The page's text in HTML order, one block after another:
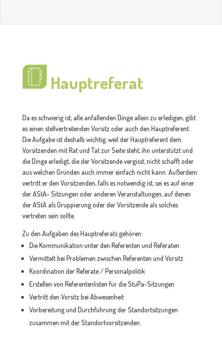
Hauptreferat
Da es schwierig ist, alle anfallenden Dinge allein zu erledigen, gibt
es einen stellvertretenden Vorsitz oder auch den Hauptreferent.
Die Aufgabe ist deshalb wichtig, weil der Hauptreferent dem
Vorsitzenden mit Rat und Tat zur Seite steht, ihn unterstützt und
die Dinge erledigt, die der Vorsitzende vergisst, nicht schafft oder
aus welchen Gründen auch immer einfach nicht kann. Außerdem
vertritt er den Vorsitzenden, falls es notwendig ist, sei es auf einer
der AStA- Sitzungen oder anderen Veranstaltungen, auf denen
der AStA als Gruppierung oder der Vorsitzende als solches
vertreten sein sollte.
Zu den Aufgaben des Hauptreferats gehören:
Die Kommunikation unter den Referenten und Referaten
Vermittelt bei Problemen zwischen Referenten und Vorsitz
Koordination der Referate / Personalpolitik
Erstellen von Referentenlisten für die StuPa-Sitzungen
Vertritt den Vorsitz bei Abwesenheit
Vorbereitung und Durchführung der Standortsitzungen
zusammen mit der Standortvorsitzenden.